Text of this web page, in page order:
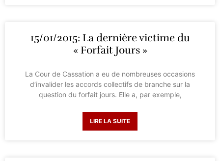
15/01/2015: La dernière victime du
« Forfait Jours »
La Cour de Cassation a eu de nombreuses occasions
d’invalider les accords collectifs de branche sur la
question du forfait jours. Elle a, par exemple,
LIRE LA SUITE